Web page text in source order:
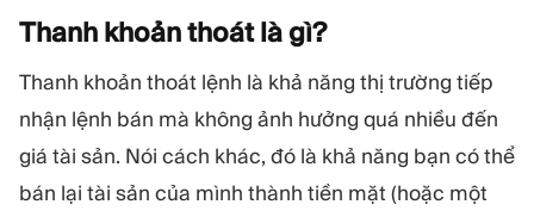
Thanh khoản thoát là gì?
Thanh khoản thoát lệnh là khả năng thị trường tiếp
nhận lệnh bán mà không ảnh hưởng quá nhiều đến
giá tài sản. Nói cách khác, đó là khả năng bạn có thể
bán lại tài sản của mình thành tiền mặt (hoặc một
Sàn giao dịch Hậu cần
TÀI NGUYÊN
Hướng dẫn tiếp thị
Blog
THÊM
Giới thiệu về Quadcode
Đội ngũ